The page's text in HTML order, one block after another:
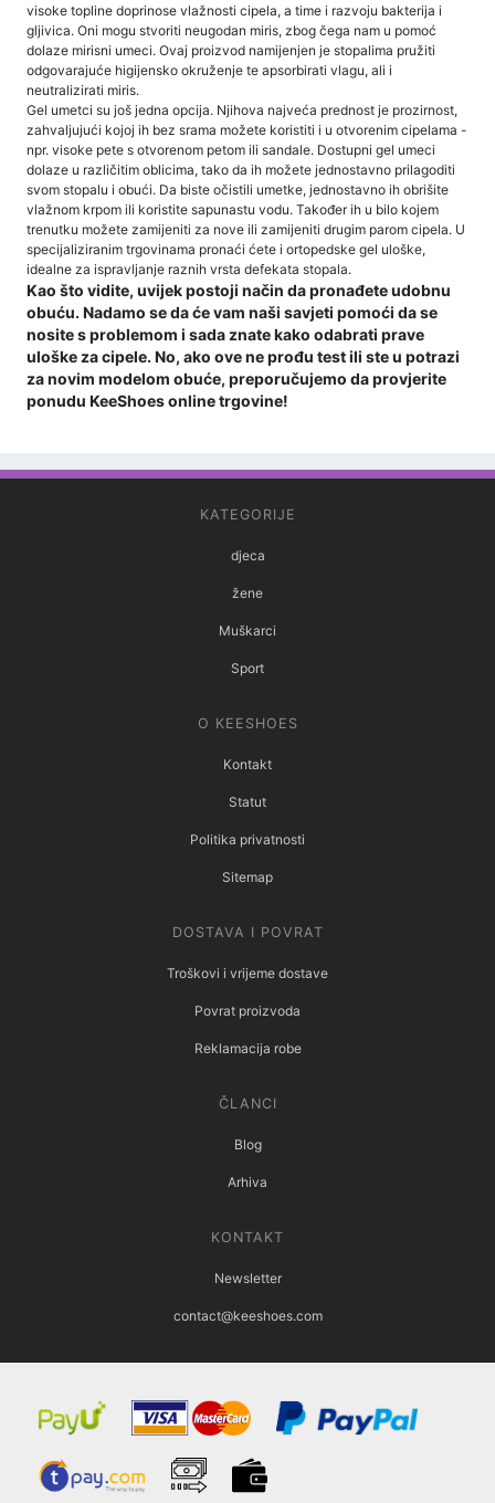
visoke topline doprinose vlažnosti cipela, a time i razvoju bakterija i
gljivica. Oni mogu stvoriti neugodan miris, zbog čega nam u pomoć
dolaze mirisni umeci. Ovaj proizvod namijenjen je stopalima pružiti
odgovarajuće higijensko okruženje te apsorbirati vlagu, ali i
neutralizirati miris.
Gel umetci su još jedna opcija. Njihova najveća prednost je prozirnost,
zahvaljujući kojoj ih bez srama možete koristiti i u otvorenim cipelama -
npr. visoke pete s otvorenom petom ili sandale. Dostupni gel umeci
dolaze u različitim oblicima, tako da ih možete jednostavno prilagoditi
svom stopalu i obući. Da biste očistili umetke, jednostavno ih obrišite
vlažnom krpom ili koristite sapunastu vodu. Također ih u bilo kojem
trenutku možete zamijeniti za nove ili zamijeniti drugim parom cipela. U
specijaliziranim trgovinama pronaći ćete i ortopedske gel uloške,
idealne za ispravljanje raznih vrsta defekata stopala.
Kao što vidite, uvijek postoji način da pronađete udobnu
obuću. Nadamo se da će vam naši savjeti pomoći da se
nosite s problemom i sada znate kako odabrati prave
uloške za cipele. No, ako ove ne prođu test ili ste u potrazi
za novim modelom obuće, preporučujemo da provjerite
ponudu KeeShoes online trgovine!
KATEGORIJE
djeca
žene
Muškarci
Sport
O KEESHOES
Kontakt
Statut
Politika privatnosti
Sitemap
DOSTAVA I POVRAT
Troškovi i vrijeme dostave
Povrat proizvoda
Reklamacija robe
ČLANCI
Blog
Arhiva
KONTAKT
Newsletter
contact@keeshoes.com